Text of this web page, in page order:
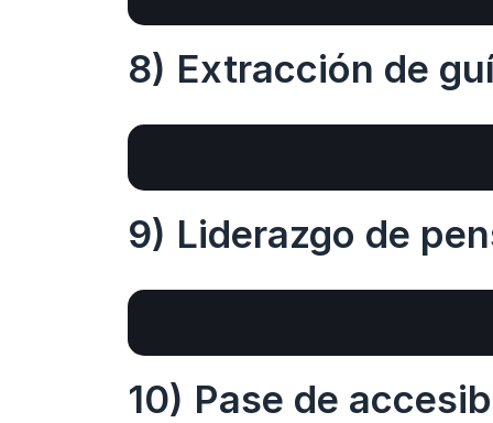
8) Extracción de
9) Liderazgo de
10) Pase de